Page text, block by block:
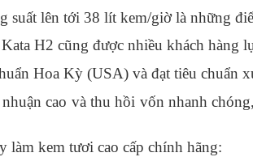
suất lên tới 38 lít kem/giờ là những
H2 cũng được nhiều khách hàng
Hoa Kỳ (USA) và đạt tiêu chuẩn
cao và thu hồi vốn nhanh
làm kem tươi cao cấp chính hãng: